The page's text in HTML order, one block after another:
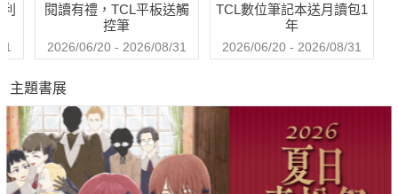
想傳達的重點太多，帶小抄上臺看起來慌亂又沒自信。將重點當
成箭矢，分門別類地裝進包含震撼開場、目的陳述、關鍵訊息、
連接區塊等多口袋的箭囊裡，在演說中順手捻來，帥氣地射向你
的目標。
◎祕密三：加入強力訊息
閱讀有禮，TCL平板送觸
控筆
2026/06/20 - 2026/08/31
TCL數位筆記本送月讀包1
年
2026/06/20 - 2026/08/31
主題書展